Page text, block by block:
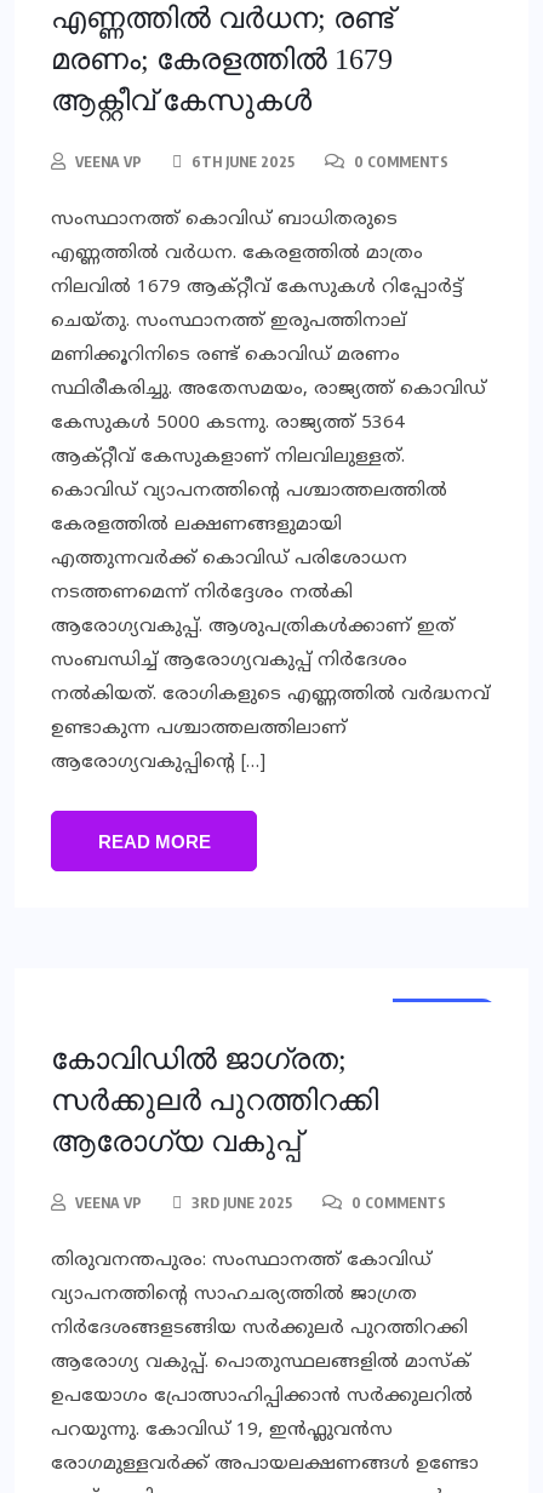
എണ്ണത്തില്‍ വര്‍ധന; രണ്ട്
മരണം; കേരളത്തില്‍ 1679
ആക്റ്റീവ് കേസുകള്‍
VEENA VP 6TH JUNE 2025 0 COMMENTS
സംസ്ഥാനത്ത് കൊവിഡ് ബാധിതരുടെ
എണ്ണത്തില്‍ വര്‍ധന. കേരളത്തില്‍ മാത്രം
നിലവില്‍ 1679 ആക്റ്റീവ് കേസുകള്‍ റിപ്പോര്‍ട്ട്
ചെയ്തു. സംസ്ഥാനത്ത് ഇരുപത്തിനാല്
മണിക്കൂറിനിടെ രണ്ട് കൊവിഡ് മരണം
സ്ഥിരീകരിച്ചു. അതേസമയം, രാജ്യത്ത് കൊവിഡ്
കേസുകള്‍ 5000 കടന്നു. രാജ്യത്ത് 5364
ആക്റ്റീവ് കേസുകളാണ് നിലവിലുള്ളത്.
കൊവിഡ് വ്യാപനത്തിന്റെ പശ്ചാത്തലത്തില്‍
കേരളത്തില്‍ ലക്ഷണങ്ങളുമായി
എത്തുന്നവര്‍ക്ക് കൊവിഡ് പരിശോധന
നടത്തണമെന്ന് നിര്‍ദ്ദേശം നല്‍കി
ആരോഗ്യവകുപ്പ്. ആശുപത്രികള്‍ക്കാണ് ഇത്
സംബന്ധിച്ച് ആരോഗ്യവകുപ്പ് നിര്‍ദേശം
നല്‍കിയത്. രോഗികളുടെ എണ്ണത്തില്‍ വര്‍ദ്ധനവ്
ഉണ്ടാകുന്ന പശ്ചാത്തലത്തിലാണ്
ആരോഗ്യവകുപ്പിന്റെ […]
READ MORE
കോവിഡില്‍ ജാഗ്രത;
സര്‍ക്കുലര്‍ പുറത്തിറക്കി
ആരോഗ്യ വകുപ്പ്
VEENA VP 3RD JUNE 2025 0 COMMENTS
തിരുവനന്തപുരം: സംസ്ഥാനത്ത് കോവിഡ്
വ്യാപനത്തിന്റെ സാഹചര്യത്തില്‍ ജാഗ്രത
നിര്‍ദേശങ്ങളടങ്ങിയ സര്‍ക്കുലര്‍ പുറത്തിറക്കി
ആരോഗ്യ വകുപ്പ്. പൊതുസ്ഥലങ്ങളില്‍ മാസ്‌ക്
ഉപയോഗം പ്രോത്സാഹിപ്പിക്കാന്‍ സര്‍ക്കുലറില്‍
പറയുന്നു. കോവിഡ് 19, ഇന്‍ഫ്ലുവന്‍സ
രോഗമുള്ളവര്‍ക്ക് അപായലക്ഷണങ്ങള്‍ ഉണ്ടോ